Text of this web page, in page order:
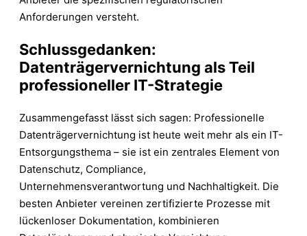
Anforderungen versteht.
Schlussgedanken:
Datenträgervernichtung als Teil
professioneller IT-Strategie
Zusammengefasst lässt sich sagen: Professionelle
Datenträgervernichtung ist heute weit mehr als ein IT-
Entsorgungsthema – sie ist ein zentrales Element von
Datenschutz, Compliance,
Unternehmensverantwortung und Nachhaltigkeit. Die
besten Anbieter vereinen zertifizierte Prozesse mit
lückenloser Dokumentation, kombinieren